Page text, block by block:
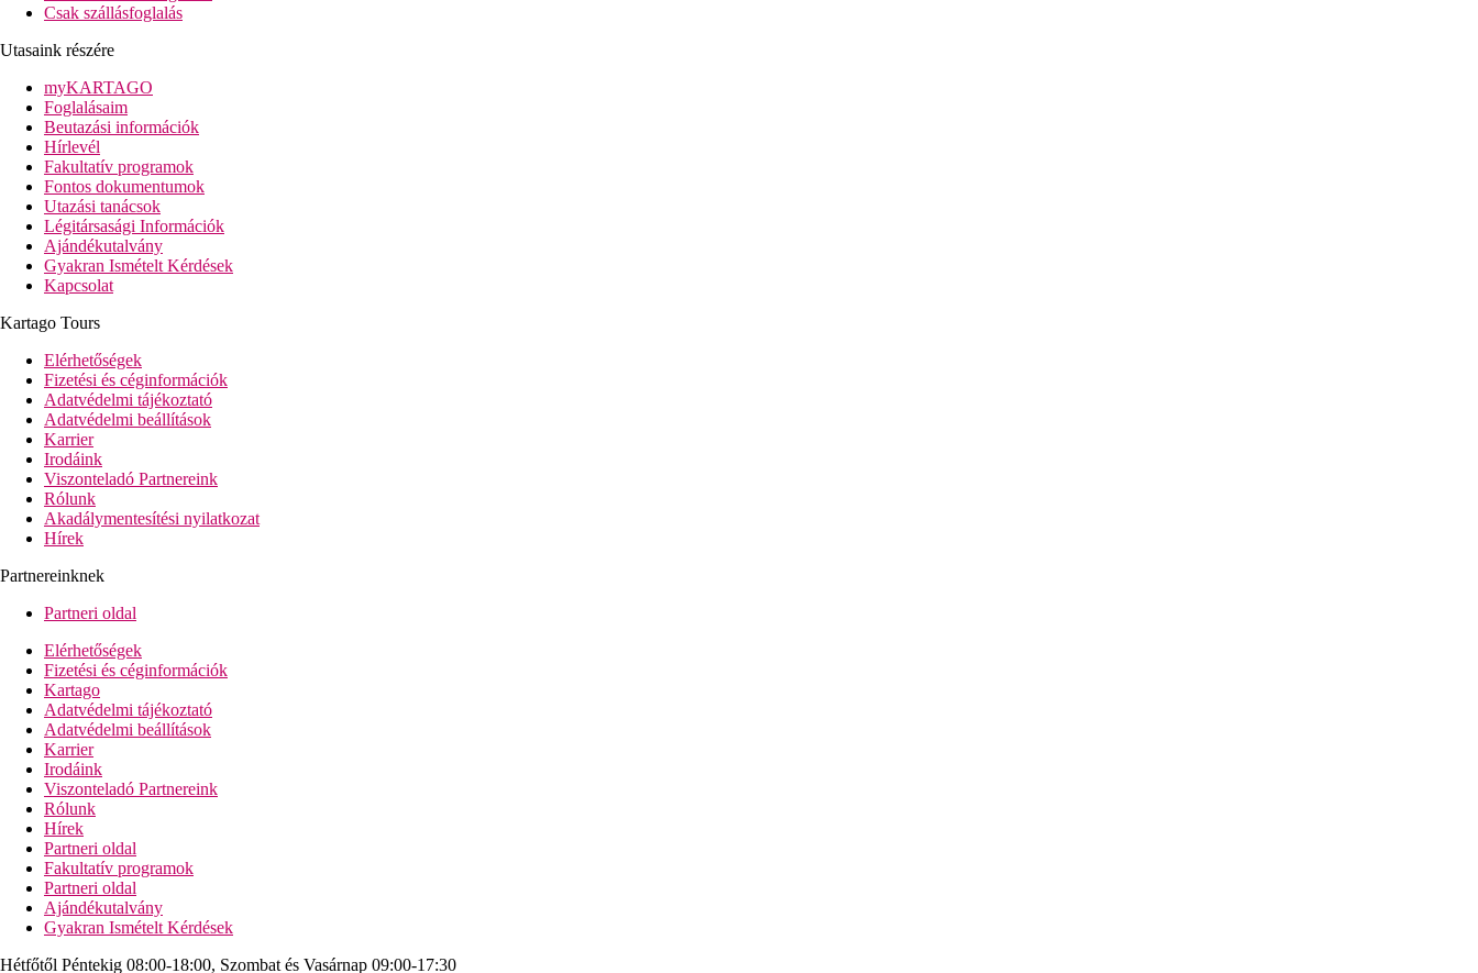
Csak szállásfoglalás
Utasaink részére
myKARTAGO
Foglalásaim
Beutazási információk
Hírlevél
Fakultatív programok
Fontos dokumentumok
Utazási tanácsok
Légitársasági Információk
Ajándékutalvány
Gyakran Ismételt Kérdések
Kapcsolat
Kartago Tours
Elérhetőségek
Fizetési és céginformációk
Adatvédelmi tájékoztató
Adatvédelmi beállítások
Karrier
Irodáink
Viszonteladó Partnereink
Rólunk
Akadálymentesítési nyilatkozat
Hírek
Partnereinknek
Partneri oldal
Elérhetőségek
Fizetési és céginformációk
Kartago
Adatvédelmi tájékoztató
Adatvédelmi beállítások
Karrier
Irodáink
Viszonteladó Partnereink
Rólunk
Hírek
Partneri oldal
Fakultatív programok
Partneri oldal
Ajándékutalvány
Gyakran Ismételt Kérdések
Hétfőtől Péntekig 08:00-18:00, Szombat és Vasárnap 09:00-17:30